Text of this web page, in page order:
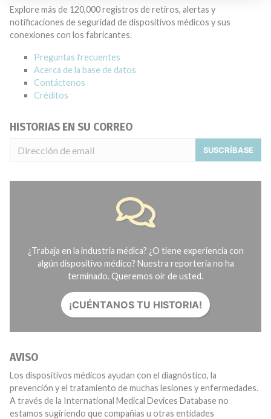
Explore más de 120,000 registros de retiros, alertas y
notificaciones de seguridad de dispositivos médicos y sus
conexiones con los fabricantes.
Preguntas frecuentes
Acerca de la base de datos
Contáctenos
Créditos
HISTORIAS EN SU CORREO
SUSCRÍBASE
¿Trabaja en la industria médica? ¿O tiene experiencia con
algún dispositivo médico? Nuestra reportería no ha
terminado. Queremos oír de usted.
¡CUÉNTANOS TU HISTORIA!
AVISO
Los dispositivos médicos ayudan con el diagnóstico, la
prevención y el tratamiento de muchas lesiones y enfermedades.
A través de la International Medical Devices Database no
estamos sugiriendo que compañías u otras entidades